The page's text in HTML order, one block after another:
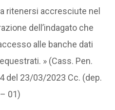
ritenersi accresciute nel
dell’indagato che
alle banche dati
» (Cass. Pen.
del 23/03/2023 Cc. (dep.
01)